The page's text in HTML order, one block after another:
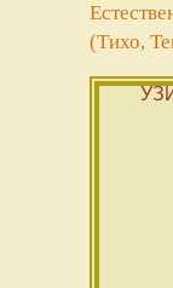
(Тихо,